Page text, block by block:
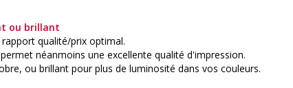
ou brillant
qualité/prix optimal.
néanmoins une excellente qualité d'impression.
ou brillant pour plus de luminosité dans vos couleurs.